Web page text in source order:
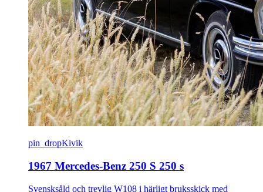
pin_dropKivik
1967 Mercedes-Benz 250 S 250 s
Svensksåld och trevlig W108 i härligt bruksskick med